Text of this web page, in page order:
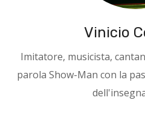
Vinicio
Imitatore, musicista,
parola Show-Man con la